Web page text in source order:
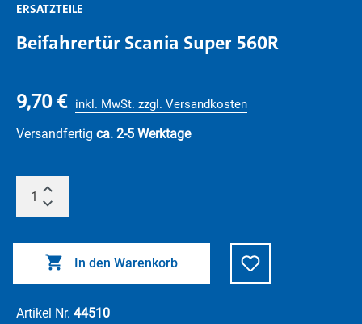
ERSATZTEILE
Beifahrertür Scania Super 560R
9,70 € inkl. MwSt. zzgl. Versandkosten
Versandfertig ca. 2-5 Werktage
In den Warenkorb
Artikel Nr. 44510